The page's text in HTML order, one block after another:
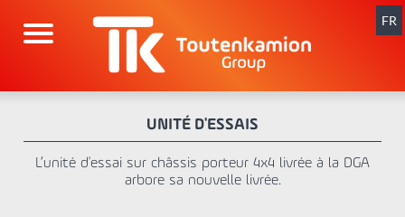
contenu
FR
UNITÉ D'ESSAIS
L’unité d'essai sur châssis porteur 4x4 livrée à la DGA
arbore sa nouvelle livrée.